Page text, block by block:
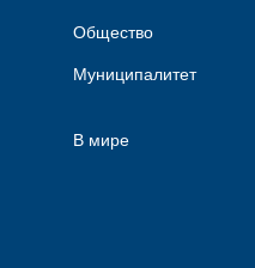
Общество
Муниципалитет
В мире